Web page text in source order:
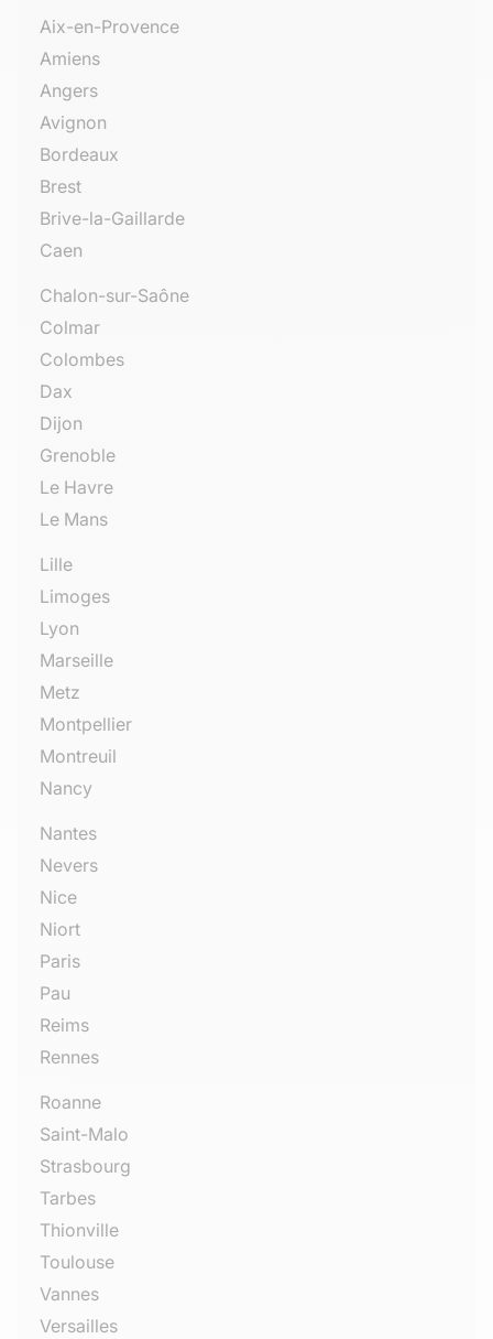
Aix-en-Provence
Amiens
Angers
Avignon
Bordeaux
Brest
Brive-la-Gaillarde
Caen
Chalon-sur-Saône
Colmar
Colombes
Dax
Dijon
Grenoble
Le Havre
Le Mans
Lille
Limoges
Lyon
Marseille
Metz
Montpellier
Montreuil
Nancy
Nantes
Nevers
Nice
Niort
Paris
Pau
Reims
Rennes
Roanne
Saint-Malo
Strasbourg
Tarbes
Thionville
Toulouse
Vannes
Versailles